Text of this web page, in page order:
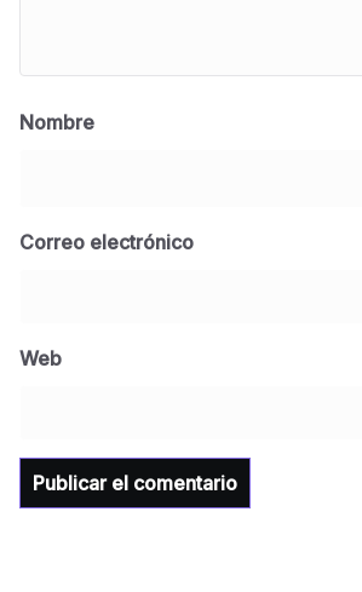
Nombre
Correo electrónico
Web
para la Universidad y para